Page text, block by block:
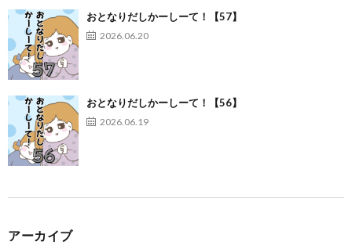
おとなりだしかーしーて！【57】
2026.06.20
おとなりだしかーしーて！【56】
2026.06.19
アーカイブ